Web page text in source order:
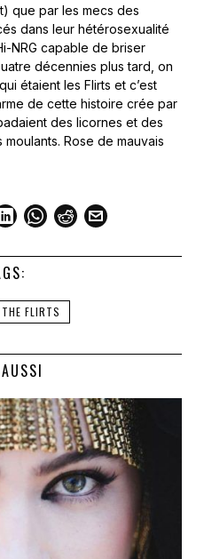
que par les mecs des
dans leur hétérosexualité
NRG capable de briser
décennies plus tard, on
étaient les Flirts et c’est
de cette histoire crée par
des licornes et des
Rose de mauvais
THE FLIRTS